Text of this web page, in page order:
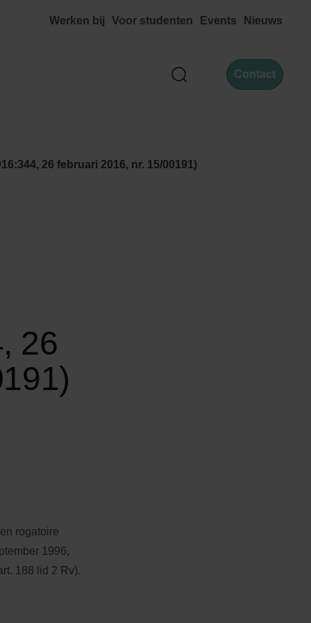
Werken bij Voor studenten Events Nieuws
Zoek Contact
26 februari 2016, nr. 15/00191)
26
rogatoire
1996,
188 lid 2 Rv).